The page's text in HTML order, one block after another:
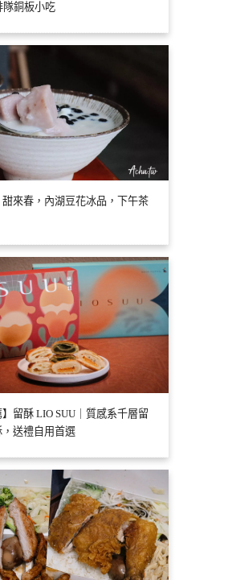
隊銅板小吃
甜來春，內湖豆花冰品，下午茶
】留酥 LIO SUU｜質感系千層留
送禮自用首選